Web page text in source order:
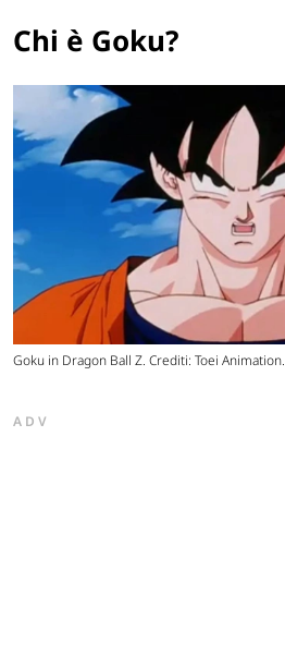
Chi è Goku?
Goku in Dragon Ball Z. Crediti: Toei Animation.
ADV